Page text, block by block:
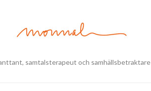
samtalsterapeut och samhällsbetraktare